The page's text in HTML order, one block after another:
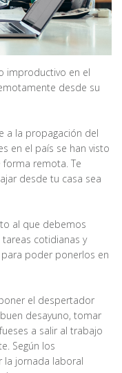
improductivo en el
desde su
a la propagación del
en el país se han visto
remota. Te
desde tu casa sea
al que debemos
cotidianas y
poder ponerlos en
el despertador
desayuno, tomar
a salir al trabajo
Según los
la jornada laboral